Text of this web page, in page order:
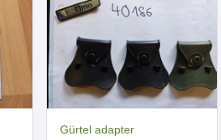
Gürtel adapter